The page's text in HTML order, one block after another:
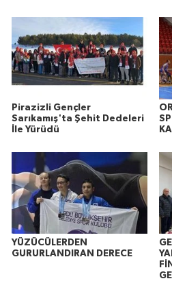
Pirazizli Gençler
Sarıkamış'ta Şehit Dedeleri
İle Yürüdü
YÜZÜCÜLERDEN
GURURLANDIRAN DERECE